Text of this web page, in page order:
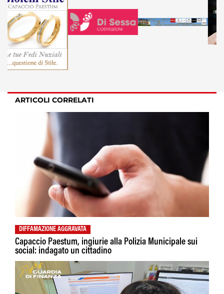
ARTICOLI CORRELATI
DIFFAMAZIONE AGGRAVATA
Capaccio Paestum, ingiurie alla Polizia Municipale sui
social: indagato un cittadino